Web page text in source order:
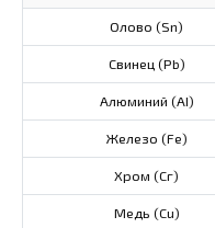
Олово (Sn)
Свинец (Pb)
Алюминий (AI)
Железо (Fe)
Хром (Сг)
Медь (Cu)